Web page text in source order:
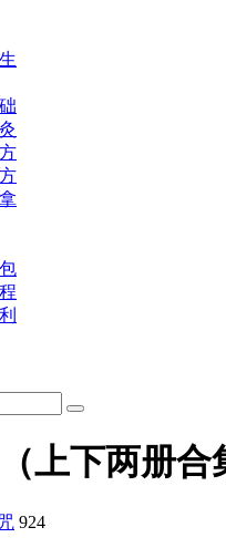
上下两册合
924